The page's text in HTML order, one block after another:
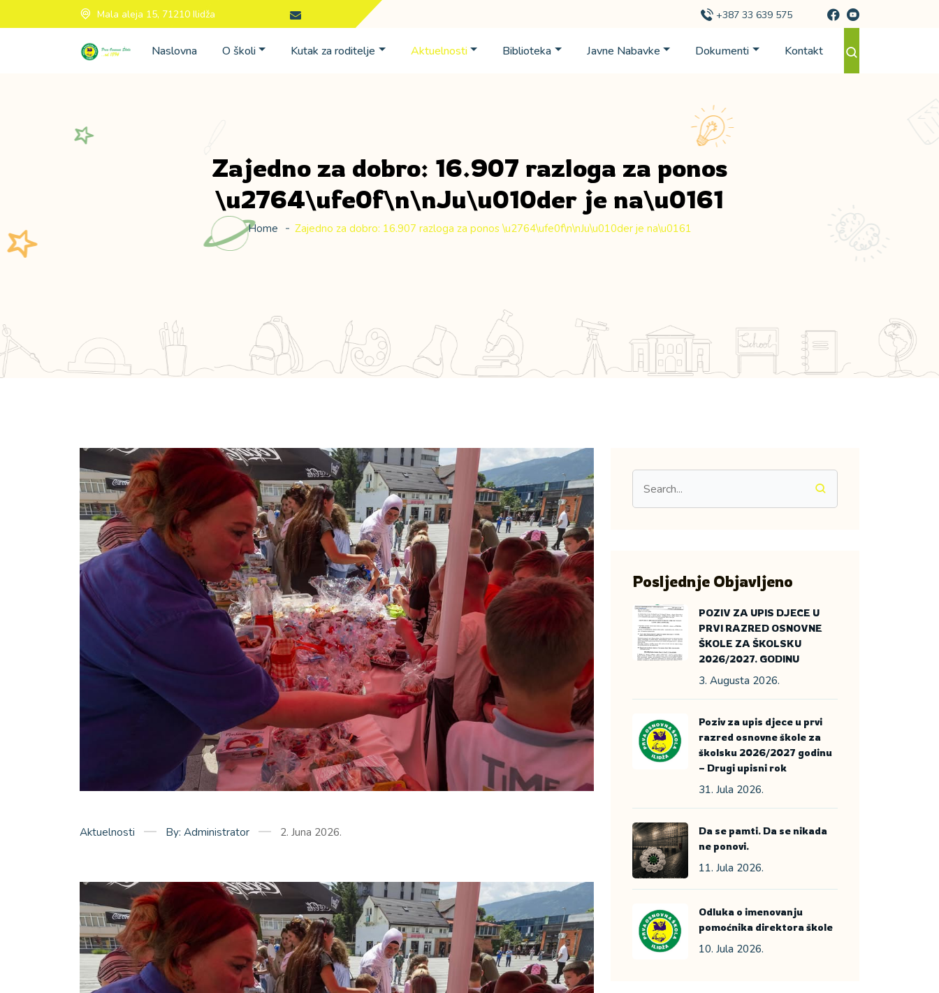
Mala aleja 15, 71210 Ilidža +387 33 639 575
Naslovna O školi Kutak za roditelje Aktuelnosti Biblioteka Javne Nabavke Dokumenti Kontakt
Zajedno za dobro: 16.907 razloga za ponos
\u2764\ufe0f\n\nJu\u010der je na\u0161
Home Zajedno za dobro: 16.907 razloga za ponos \u2764\ufe0f\n\nJu\u010der je na\u0161
Aktuelnosti By: Administrator 2. Juna 2026.
Posljednje Objavljeno
POZIV ZA UPIS DJECE U
PRVI RAZRED OSNOVNE
ŠKOLE ZA ŠKOLSKU
2026/2027. GODINU
3. Augusta 2026.
Poziv za upis djece u prvi
razred osnovne škole za
školsku 2026/2027 godinu
– Drugi upisni rok
31. Jula 2026.
Da se pamti. Da se nikada
ne ponovi.
11. Jula 2026.
Odluka o imenovanju
pomoćnika direktora škole
10. Jula 2026.